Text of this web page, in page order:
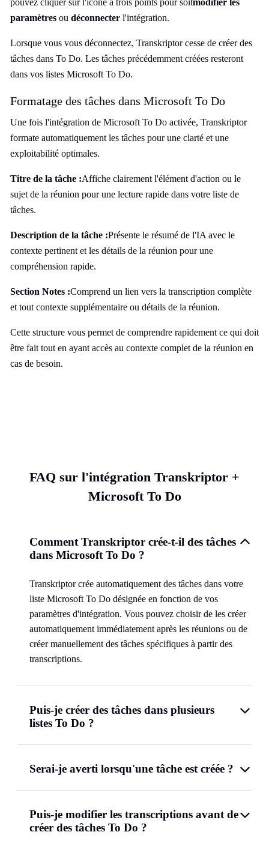
pouvez cliquer sur l'icône à trois points pour soitmodifier les
paramètres ou déconnecter l'intégration.
Lorsque vous vous déconnectez, Transkriptor cesse de créer des
tâches dans To Do. Les tâches précédemment créées resteront
dans vos listes Microsoft To Do.
Formatage des tâches dans Microsoft To Do
Une fois l'intégration de Microsoft To Do activée, Transkriptor
formate automatiquement les tâches pour une clarté et une
exploitabilité optimales.
Titre de la tâche :Affiche clairement l'élément d'action ou le
sujet de la réunion pour une lecture rapide dans votre liste de
tâches.
Description de la tâche :Présente le résumé de l'IA avec le
contexte pertinent et les détails de la réunion pour une
compréhension rapide.
Section Notes :Comprend un lien vers la transcription complète
et tout contexte supplémentaire ou détails de la réunion.
Cette structure vous permet de comprendre rapidement ce qui doit
être fait tout en ayant accès au contexte complet de la réunion en
cas de besoin.
FAQ sur l'intégration Transkriptor +
Microsoft To Do
Comment Transkriptor crée-t-il des tâches
dans Microsoft To Do ?
Transkriptor crée automatiquement des tâches dans votre
liste Microsoft To Do désignée en fonction de vos
paramètres d'intégration. Vous pouvez choisir de les créer
automatiquement immédiatement après les réunions ou de
créer manuellement des tâches spécifiques à partir des
transcriptions.
Puis-je créer des tâches dans plusieurs
listes To Do ?
Serai-je averti lorsqu'une tâche est créée ?
Puis-je modifier les transcriptions avant de
créer des tâches To Do ?